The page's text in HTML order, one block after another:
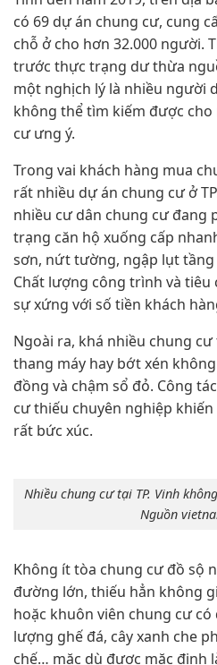
có 69 dự án chung cư, cung
chỗ ở cho hơn 32.000 người.
trước thực trạng dư thừa
một nghịch lý là nhiều người
không thể tìm kiếm được
cư ưng ý.
Trong vai khách hàng mua
rất nhiều dự án chung cư ở
nhiều cư dân chung cư đang
trạng căn hộ xuống cấp
sơn, nứt tường, ngập lụt
Chất lượng công trình và tiêu
sự xứng với số tiền khách
Ngoài ra, khá nhiều chung
thang máy hay bớt xén
đồng và chậm sổ đỏ. Công
cư thiếu chuyên nghiệp
rất bức xúc.
Nhiều chung cư tại TP. Vinh
Nguồn
Không ít tòa chung cư đồ sộ
đường lớn, thiếu hẳn không
hoặc khuôn viên chung cư
lượng ghế đá, cây xanh che
chế… mặc dù được mặc định